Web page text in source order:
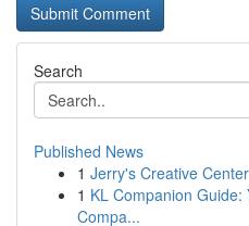
Search
Published News
1 Jerry's Creative
1 KL Companion Guide:
Compa...